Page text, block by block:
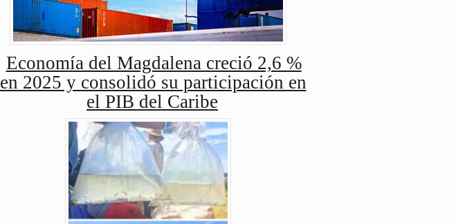
Economía del Magdalena creció 2,6 %
en 2025 y consolidó su participación en
el PIB del Caribe